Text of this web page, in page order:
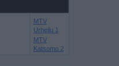
MTV
Urheilu 1
MTV
Katsomo 2